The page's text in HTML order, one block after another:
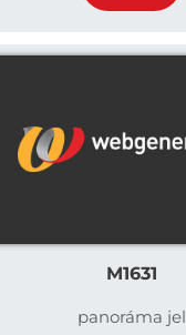
M1631
panoráma jel